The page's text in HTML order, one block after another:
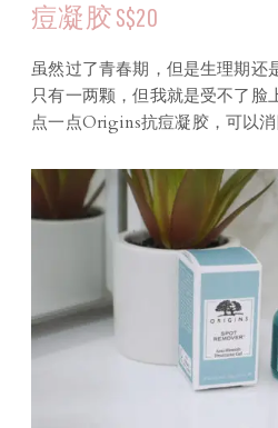
痘凝胶 S$20
虽然过了青春期，但是生理期还
只有一两颗，但我就是受不了脸
点一点Origins抗痘凝胶，可以消